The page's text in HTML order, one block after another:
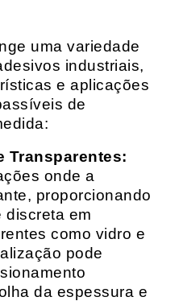
uma variedade
industriais,
e aplicações
de
Transparentes:
onde a
proporcionando
discreta em
como vidro e
pode
da espessura e